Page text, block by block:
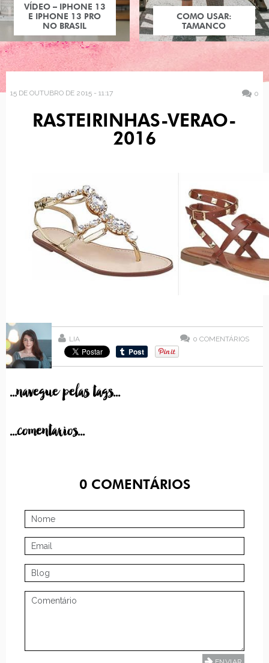
VÍDEO – IPHONE 13
E IPHONE 13 PRO
NO BRASIL
COMO USAR:
TAMANCO
15 DE OUTUBRO DE 2015 - 11:17 0
RASTEIRINHAS-VERAO-
2016
LIA 0 COMENTÁRIOS
...navegue pelas tags...
...comentarios...
0COMENTÁRIOS